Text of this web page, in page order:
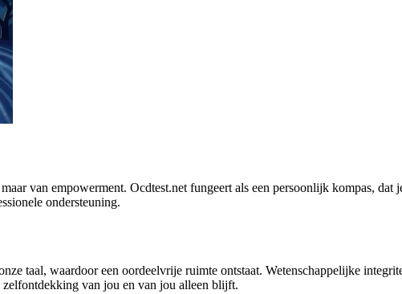
van empowerment. Ocdtest.net fungeert als een persoonlijk kompas,
ondersteuning.
taal, waardoor een oordeelvrije ruimte ontstaat. Wetenschappelijke
van jou en van jou alleen blijft.